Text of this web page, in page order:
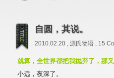
自圆，其说。
2010.02.20 , 源氏物语 , 15
就算，全世界都把我抛弃了，那
小远，夜深了。